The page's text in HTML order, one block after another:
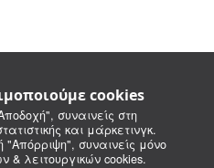
cookies
συναινείς στη
και μάρκετινγκ.
"Απόρριψη", συναινείς μόνο
λειτουργικών cookies.